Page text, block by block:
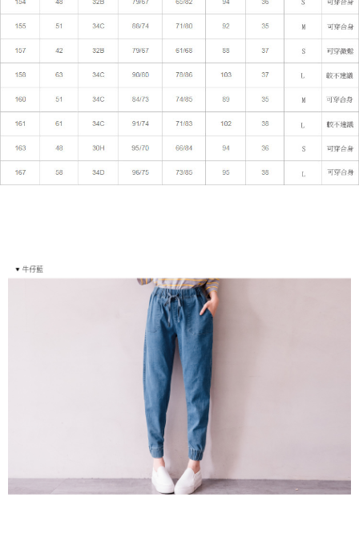
１．透過由恩沛科技股份有限公司提供之「AFTEE先享後付」服務完成之交
易，需依本服務之必要範圍內提供個人資料，並將交易相關給付款項請求債
權轉讓予恩沛科技股份有限公司。
２．關於個人資料處理事宜，請瀏覽以下網址：
https://aftee.tw/terms/#terms3
３．未成年的使用者請事先徵得法定代理人或監護人之同意方可使用
「AFTEE先享後付」，若未經同意申辦者引起之損失，本公司不負相關責
任。
４．使用「AFTEE先享後付」時，將依據個別帳號之用戶狀況，依本公司即
時審查核予不同之上限額度；若仍有額度不足之情形，本公司將視審查結果
請求用戶進行身份認證。
５．嚴禁一人註冊多個帳號或使用他人資訊註冊。若發現惡意使用之情形，
海外宅配 查看運費